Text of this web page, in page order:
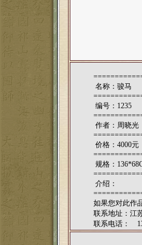
名称：骏马
编号：1235
作者： 周晓光
价格：4000元
规格：
介绍：
如果您对此作
联系地址：江
联系电话：